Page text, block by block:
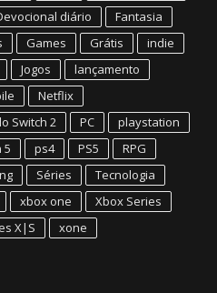
diário
Fantasia
Games Grátis
indie
Jogos
lançamento
Netflix
Switch 2 PC
playstation
5 ps4 PS5
RPG
Séries
Tecnologia
xbox one
Xbox Series
X|S xone